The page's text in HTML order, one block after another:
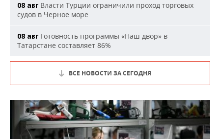
08 авг Власти Турции ограничили проход торговых
судов в Черное море
08 авг Готовность программы «Наш двор» в
Татарстане составляет 86%
ВСЕ НОВОСТИ ЗА СЕГОДНЯ